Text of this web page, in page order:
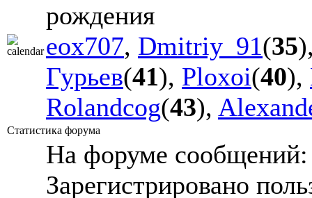
рождения
eox707, Dmitriy_91(35
Гурьев(41), Ploxoi(40),
Rolandcog(43),
Статистика форума
На форуме
Зарегистрировано